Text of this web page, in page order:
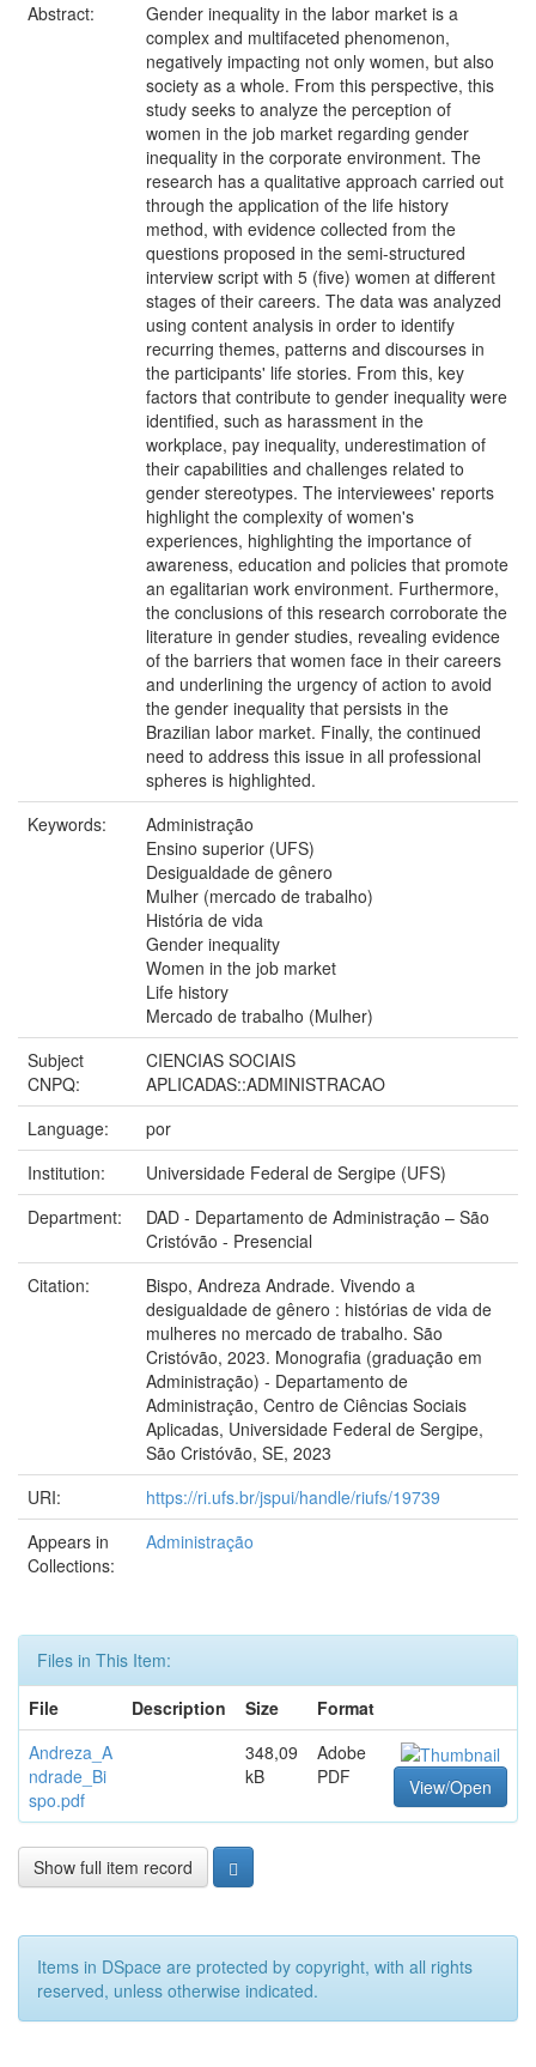
Abstract:
Gender inequality in the labor market is a
complex and multifaceted phenomenon,
negatively impacting not only women, but also
society as a whole. From this perspective, this
study seeks to analyze the perception of
women in the job market regarding gender
inequality in the corporate environment. The
research has a qualitative approach carried out
through the application of the life history
method, with evidence collected from the
questions proposed in the semi-structured
interview script with 5 (five) women at different
stages of their careers. The data was analyzed
using content analysis in order to identify
recurring themes, patterns and discourses in
the participants' life stories. From this, key
factors that contribute to gender inequality were
identified, such as harassment in the
workplace, pay inequality, underestimation of
their capabilities and challenges related to
gender stereotypes. The interviewees' reports
highlight the complexity of women's
experiences, highlighting the importance of
awareness, education and policies that promote
an egalitarian work environment. Furthermore,
the conclusions of this research corroborate the
literature in gender studies, revealing evidence
of the barriers that women face in their careers
and underlining the urgency of action to avoid
the gender inequality that persists in the
Brazilian labor market. Finally, the continued
need to address this issue in all professional
spheres is highlighted.
Keywords:
Administração
Ensino superior (UFS)
Desigualdade de gênero
Mulher (mercado de trabalho)
História de vida
Gender inequality
Women in the job market
Life history
Mercado de trabalho (Mulher)
Subject
CNPQ:
CIENCIAS SOCIAIS
APLICADAS::ADMINISTRACAO
Language:
por
Institution:
Universidade Federal de Sergipe (UFS)
Department:
DAD - Departamento de Administração – São
Cristóvão - Presencial
Citation:
Bispo, Andreza Andrade. Vivendo a
desigualdade de gênero : histórias de vida de
mulheres no mercado de trabalho. São
Cristóvão, 2023. Monografia (graduação em
Administração) - Departamento de
Administração, Centro de Ciências Sociais
Aplicadas, Universidade Federal de Sergipe,
São Cristóvão, SE, 2023
URI:
https://ri.ufs.br/jspui/handle/riufs/19739
Appears in
Collections:
Administração
Files in This Item:
File
Description Size
Format
Andreza_A
ndrade_Bi
spo.pdf
348,09
kB
Adobe
PDF
View/Open
Show full item record
Items in DSpace are protected by copyright, with all rights
reserved, unless otherwise indicated.